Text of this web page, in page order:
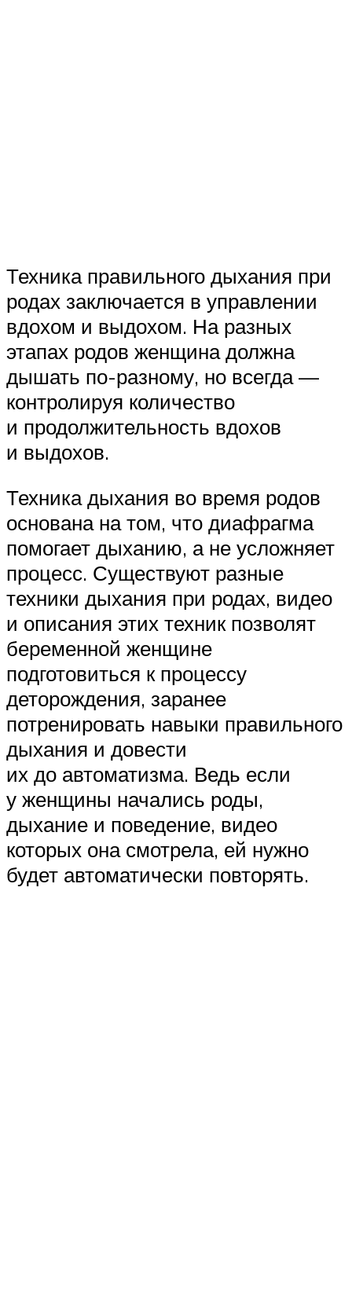
Техника правильного дыхания при
родах заключается в управлении
вдохом и выдохом. На разных
этапах родов женщина должна
дышать по-разному, но всегда —
контролируя количество
и продолжительность вдохов
и выдохов.
Техника дыхания во время родов
основана на том, что диафрагма
помогает дыханию, а не усложняет
процесс. Существуют разные
техники дыхания при родах, видео
и описания этих техник позволят
беременной женщине
подготовиться к процессу
деторождения, заранее
потренировать навыки правильного
дыхания и довести
их до автоматизма. Ведь если
у женщины начались роды,
дыхание и поведение, видео
которых она смотрела, ей нужно
будет автоматически повторять.